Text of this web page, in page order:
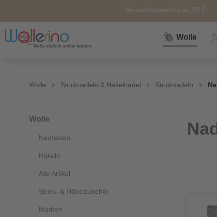
Versandkostenfrei ab 39 €
Wolle
Wolle Stricknadeln & Häkelnadel Stricknadeln
Wolle
Neuheiten
Häkeln
Alle Artikel
Strick- & Häkelzubehör
Marken